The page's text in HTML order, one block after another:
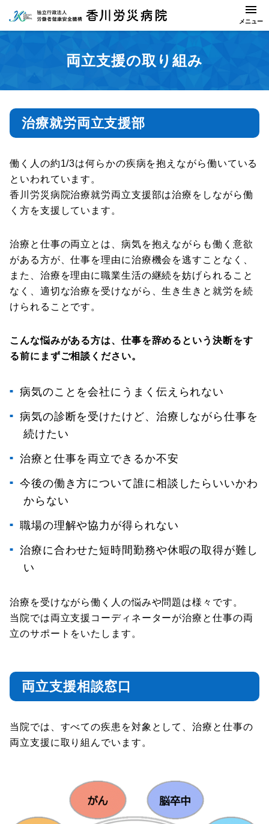
両立支援の取り組み
治療就労両立支援部
働く人の約1/3は何らかの疾病を抱えながら働いている
といわれています。
香川労災病院治療就労両立支援部は治療をしながら働
く方を支援しています。
治療と仕事の両立とは、病気を抱えながらも働く意欲
がある方が、仕事を理由に治療機会を逃すことなく、
また、治療を理由に職業生活の継続を妨げられること
なく、適切な治療を受けながら、生き生きと就労を続
けられることです。
こんな悩みがある方は、仕事を辞めるという決断をす
る前にまずご相談ください。
病気のことを会社にうまく伝えられない
病気の診断を受けたけど、治療しながら仕事を
続けたい
治療と仕事を両立できるか不安
今後の働き方について誰に相談したらいいかわ
からない
職場の理解や協力が得られない
治療に合わせた短時間勤務や休暇の取得が難し
い
治療を受けながら働く人の悩みや問題は様々です。
当院では両立支援コーディネーターが治療と仕事の両
立のサポートをいたします。
両立支援相談窓口
当院では、すべての疾患を対象として、治療と仕事の
両立支援に取り組んでいます。